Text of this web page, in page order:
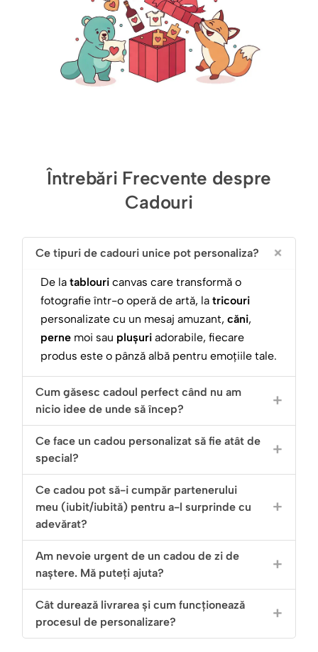
Întrebări Frecvente despre
Cadouri
Ce tipuri de cadouri unice pot personaliza?
De la tablouri canvas care transformă o
fotografie într-o operă de artă, la tricouri
personalizate cu un mesaj amuzant, căni,
perne moi sau plușuri adorabile, fiecare
produs este o pânză albă pentru emoțiile tale.
Cum găsesc cadoul perfect când nu am
nicio idee de unde să încep?
Ce face un cadou personalizat să fie atât de
special?
Ce cadou pot să-i cumpăr partenerului
meu (iubit/iubită) pentru a-l surprinde cu
adevărat?
Am nevoie urgent de un cadou de zi de
naștere. Mă puteți ajuta?
Cât durează livrarea și cum funcționează
procesul de personalizare?